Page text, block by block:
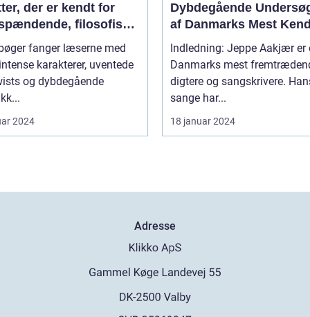
der er kendt for
filosofiske
komplekse
fanger læserne med
karakterer, uventede
og dybdegående
2024
Dybdegående
af Danmarks Mest
Digter
Indledning: Jeppe Aakjær er
Danmarks mest
digtere og sangskrivere.
sange har...
18 januar 2024
Adresse